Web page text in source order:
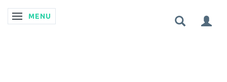
SKIFTE NAVIGATION
MENU